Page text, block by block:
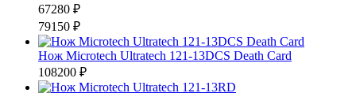
67280 ₽
79150 ₽
Нож Microtech Ultratech 121-13DCS Death Card
108200 ₽